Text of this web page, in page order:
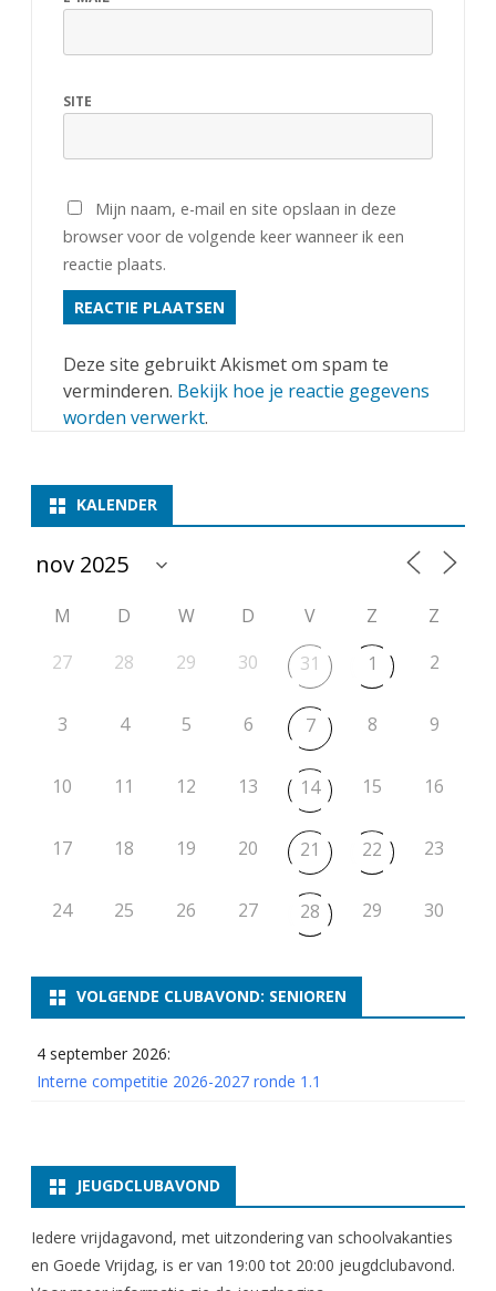
SITE
Mijn naam, e-mail en site opslaan in deze
browser voor de volgende keer wanneer ik een
reactie plaats.
Deze site gebruikt Akismet om spam te
verminderen. Bekijk hoe je reactie gegevens
worden verwerkt.
KALENDER
M D W D V Z
Z
27
28 29 30 31 1 2
3 4 5 6 7 8 9
10 11 12 13 14 15 16
17 18 19 20 21 22 23
24 25 26 27 28 29 30
VOLGENDE CLUBAVOND: SENIOREN
4 september 2026:
Interne competitie 2026-2027 ronde 1.1
JEUGDCLUBAVOND
Iedere vrijdagavond, met uitzondering van schoolvakanties
en Goede Vrijdag, is er van 19:00 tot 20:00 jeugdclubavond.